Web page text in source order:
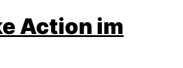
Action im